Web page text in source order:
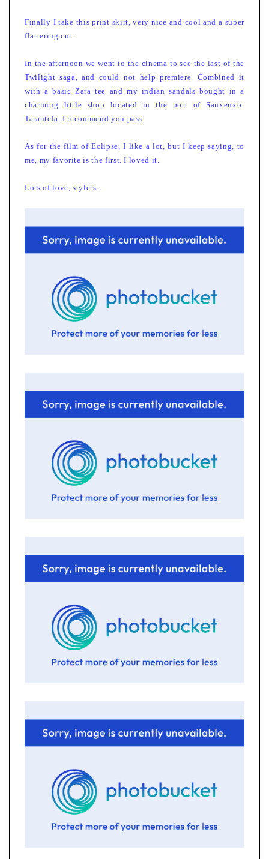
Finally I take this print skirt, very nice and cool and a super
flattering cut.
In the afternoon we went to the cinema to see the last of the
Twilight saga, and could not help premiere. Combined it
with a basic Zara tee and my indian sandals bought in a
charming little shop located in the port of Sanxenxo:
Tarantela. I recommend you pass.
As for the film of Eclipse, I like a lot, but I keep saying, to
me, my favorite is the first. I loved it.
Lots of love, stylers.